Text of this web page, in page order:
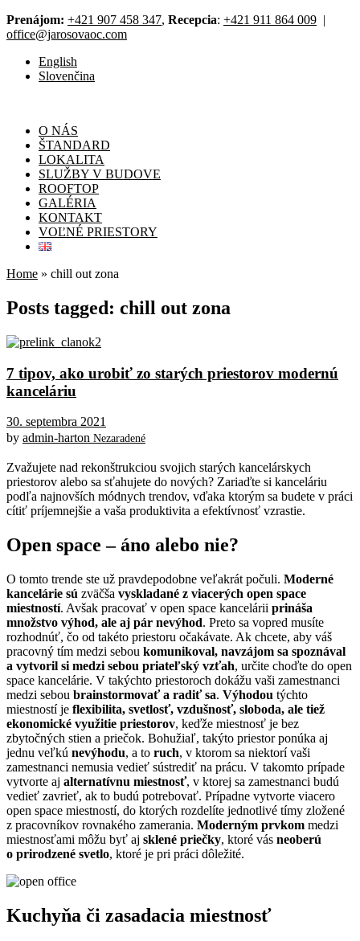
Prenájom: +421 907 458 347, Recepcia: +421 911 864 009 |
office@jarosovaoc.com
English
Slovenčina
O NÁS
ŠTANDARD
LOKALITA
SLUŽBY V BUDOVE
ROOFTOP
GALÉRIA
KONTAKT
VOĽNÉ PRIESTORY
Home » chill out zona
Posts tagged: chill out zona
7 tipov, ako urobiť zo starých priestorov modernú
kanceláriu
30. septembra 2021
by admin-harton Nezaradené
Zvažujete nad rekonštrukciou svojich starých kancelárskych
priestorov alebo sa sťahujete do nových? Zariaďte si kanceláriu
podľa najnovších módnych trendov, vďaka ktorým sa budete v práci
cítiť príjemnejšie a vaša produktivita a efektívnosť vzrastie.
Open space – áno alebo nie?
O tomto trende ste už pravdepodobne veľakrát počuli. Moderné
kancelárie sú zväčša vyskladané z viacerých open space
miestností. Avšak pracovať v open space kancelárii prináša
množstvo výhod, ale aj pár nevýhod. Preto sa vopred musíte
rozhodnúť, čo od takéto priestoru očakávate. Ak chcete, aby váš
pracovný tím medzi sebou komunikoval, navzájom sa spoznával
a vytvoril si medzi sebou priateľský vzťah, určite choďte do open
space kancelárie. V takýchto priestoroch dokážu vaši zamestnanci
medzi sebou brainstormovať a radiť sa. Výhodou týchto
miestností je flexibilita, svetlosť, vzdušnosť, sloboda, ale tiež
ekonomické využitie priestorov, keďže miestnosť je bez
zbytočných stien a priečok. Bohužiaľ, takýto priestor ponúka aj
jednu veľkú nevýhodu, a to ruch, v ktorom sa niektorí vaši
zamestnanci nemusia vedieť sústrediť na prácu. V takomto prípade
vytvorte aj alternatívnu miestnosť, v ktorej sa zamestnanci budú
vedieť zavrieť, ak to budú potrebovať. Prípadne vytvorte viacero
open space miestností, do ktorých rozdelíte jednotlivé tímy zložené
z pracovníkov rovnakého zamerania. Moderným prvkom medzi
miestnosťami môžu byť aj sklené priečky, ktoré vás neoberú
o prirodzené svetlo, ktoré je pri práci dôležité.
Kuchyňa či zasadacia miestnosť